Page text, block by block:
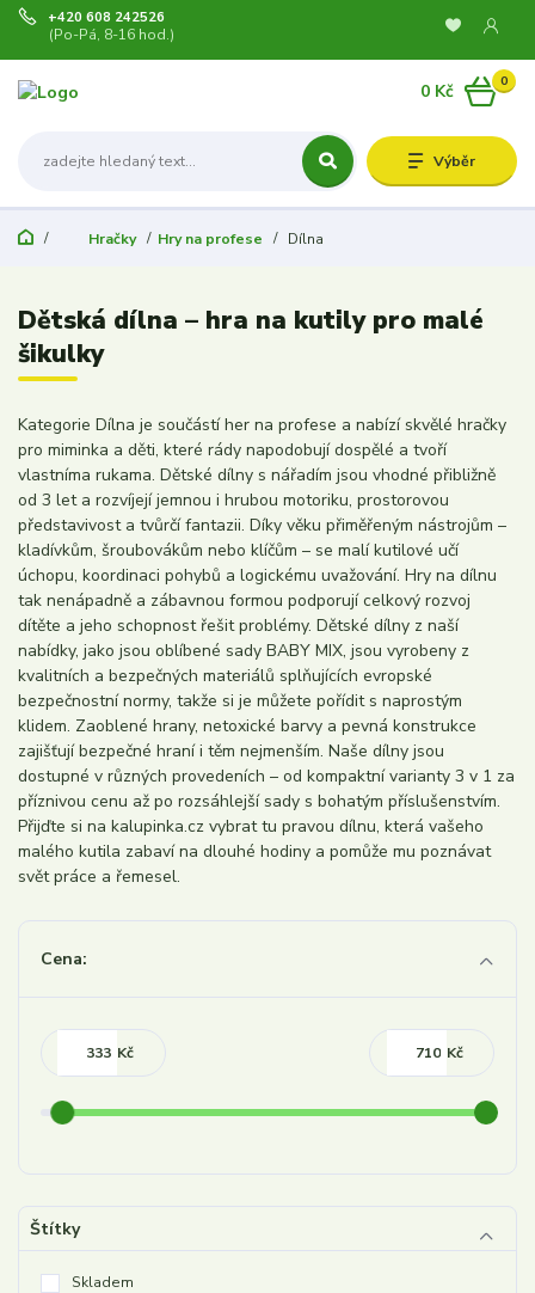
Výběr
+420 608 242526
(Po-Pá, 8-16 hod.)
0
0 Kč
Hračky Hry na profese Dílna
Dětská dílna – hra na kutily pro malé
šikulky
Kategorie Dílna je součástí her na profese a nabízí skvělé hračky
pro miminka a děti, které rády napodobují dospělé a tvoří
vlastníma rukama. Dětské dílny s nářadím jsou vhodné přibližně
od 3 let a rozvíjejí jemnou i hrubou motoriku, prostorovou
představivost a tvůrčí fantazii. Díky věku přiměřeným nástrojům –
kladívkům, šroubovákům nebo klíčům – se malí kutilové učí
úchopu, koordinaci pohybů a logickému uvažování. Hry na dílnu
tak nenápadně a zábavnou formou podporují celkový rozvoj
dítěte a jeho schopnost řešit problémy. Dětské dílny z naší
nabídky, jako jsou oblíbené sady BABY MIX, jsou vyrobeny z
kvalitních a bezpečných materiálů splňujících evropské
bezpečnostní normy, takže si je můžete pořídit s naprostým
klidem. Zaoblené hrany, netoxické barvy a pevná konstrukce
zajišťují bezpečné hraní i těm nejmenším. Naše dílny jsou
dostupné v různých provedeních – od kompaktní varianty 3 v 1 za
příznivou cenu až po rozsáhlejší sady s bohatým příslušenstvím.
Přijďte si na kalupinka.cz vybrat tu pravou dílnu, která vašeho
malého kutila zabaví na dlouhé hodiny a pomůže mu poznávat
svět práce a řemesel.
Cena:
Kč Kč
Štítky
Skladem